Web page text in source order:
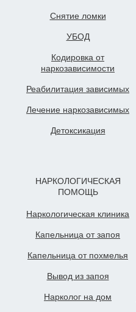
Снятие ломки
УБОД
Кодировка от
наркозависимости
Реабилитация зависимых
Лечение наркозависимых
Детоксикация
НАРКОЛОГИЧЕСКАЯ
ПОМОЩЬ
Наркологическая клиника
Капельница от запоя
Капельница от похмелья
Вывод из запоя
Нарколог на дом